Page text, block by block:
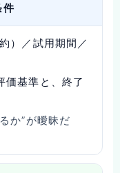
件
）／試用期間／
価基準と、終了
か”が曖昧だ